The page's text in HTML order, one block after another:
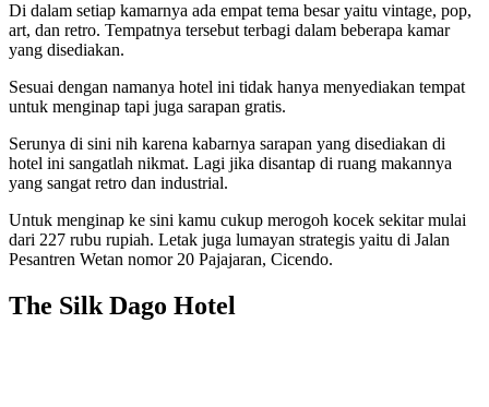
Di dalam setiap kamarnya ada empat tema besar yaitu vintage, pop,
art, dan retro. Tempatnya tersebut terbagi dalam beberapa kamar
yang disediakan.
Sesuai dengan namanya hotel ini tidak hanya menyediakan tempat
untuk menginap tapi juga sarapan gratis.
Serunya di sini nih karena kabarnya sarapan yang disediakan di
hotel ini sangatlah nikmat. Lagi jika disantap di ruang makannya
yang sangat retro dan industrial.
Untuk menginap ke sini kamu cukup merogoh kocek sekitar mulai
dari 227 rubu rupiah. Letak juga lumayan strategis yaitu di Jalan
Pesantren Wetan nomor 20 Pajajaran, Cicendo.
The Silk Dago Hotel